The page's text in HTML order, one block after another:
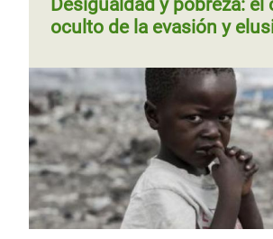
Paginación
Página
anterior
Página 2››
Paginación Página 1
página
››
Desigualdad y pobreza: el
oculto de la evasión y